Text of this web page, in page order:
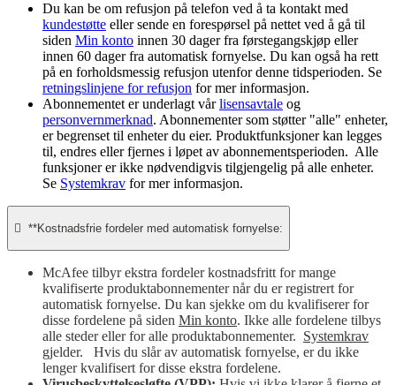
Du kan be om refusjon på telefon ved å ta kontakt med
kundestøtte eller sende en forespørsel på nettet ved å gå til
siden Min konto innen 30 dager fra førstegangskjøp eller
innen 60 dager fra automatisk fornyelse. Du kan også ha rett
på en forholdsmessig refusjon utenfor denne tidsperioden. Se
retningslinjene for refusjon for mer informasjon.
Abonnementet er underlagt vårlisensavtale og
personvernmerknad. Abonnementer som støtter "alle" enheter,
er begrenset til enheter du eier. Produktfunksjoner kan legges
til, endres eller fjernes i løpet av abonnementsperioden. Alle
funksjoner er ikke nødvendigvis tilgjengelig på alle enheter.
Se Systemkrav for mer informasjon.
 **Kostnadsfrie fordeler med automatisk fornyelse:
McAfee tilbyr ekstra fordeler kostnadsfritt for mange
kvalifiserte produktabonnementer når du er registrert for
automatisk fornyelse. Du kan sjekke om du kvalifiserer for
disse fordelene på siden Min konto. Ikke alle fordelene tilbys
alle steder eller for alle produktabonnementer. Systemkrav
gjelder. Hvis du slår av automatisk fornyelse, er du ikke
lenger kvalifisert for disse ekstra fordelene.